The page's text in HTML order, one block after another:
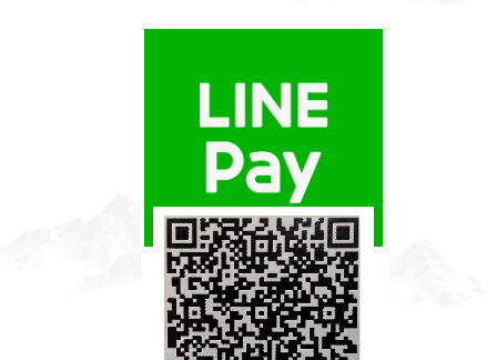
杰思麥服務內容
塔羅占卜》500元/題/EMail回覆
塔羅占卜》1500元/時/不限題/含流年運勢
線上流年運勢》500元/次/E-Mail回覆
《風水外局堪輿》4500元/間/次
《學塔羅 》四元素與基本牌陣：5000元/3小時
》正逆位大小牌牌義：7500元/4小時